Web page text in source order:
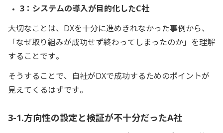
3：システムの導入が目的化したC社
大切なことは、DXを十分に進めきれなかった事例から、
「なぜ取り組みが成功せず終わってしまったのか」を理解
することです。
そうすることで、自社がDXで成功するためのポイントが
見えてくるはずです。
3-1.方向性の設定と検証が不十分だったA社